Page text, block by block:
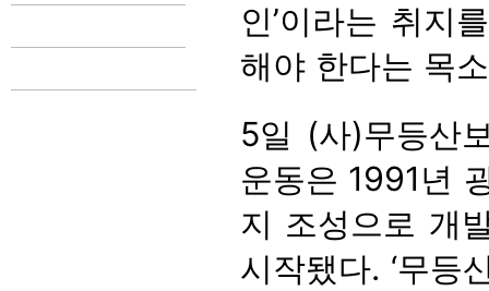
인’이라는 취지
해야 한다는 목
5일 (사)무등산
운동은 1991년
지 조성으로 개
시작됐다. ‘무등